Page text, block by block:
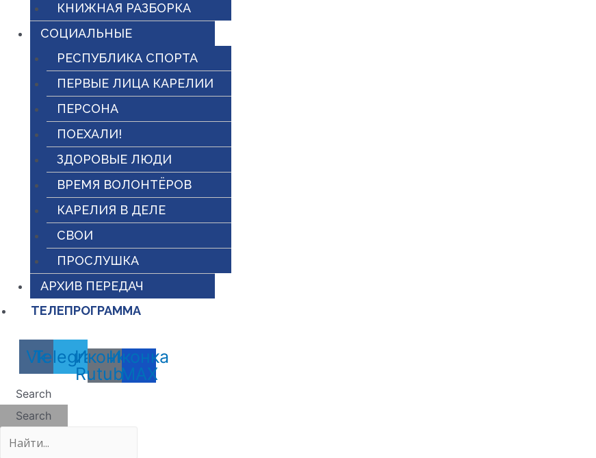
КНИЖНАЯ РАЗБОРКА
СОЦИАЛЬНЫЕ
РЕСПУБЛИКА СПОРТА
ПЕРВЫЕ ЛИЦА КАРЕЛИИ
ПЕРСОНА
ПОЕХАЛИ!
ЗДОРОВЫЕ ЛЮДИ
ВРЕМЯ ВОЛОНТЁРОВ
КАРЕЛИЯ В ДЕЛЕ
СВОИ
ПРОСЛУШКА
АРХИВ ПЕРЕДАЧ
ТЕЛЕПРОГРАММА
Vk
Telegram
Иконка
Rutube
Иконка
MAX
Search
Search